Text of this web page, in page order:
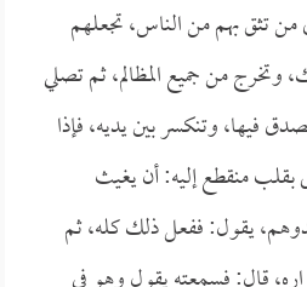
تثق بهم من الناس، تجعلهم
وتخرج من جميع المظالم، ثم تصلي
فيها، وتنكسر بين يديه، فإذا
منقطع إليه: أن يغيث
يقول: ففعل ذلك كله، ثم